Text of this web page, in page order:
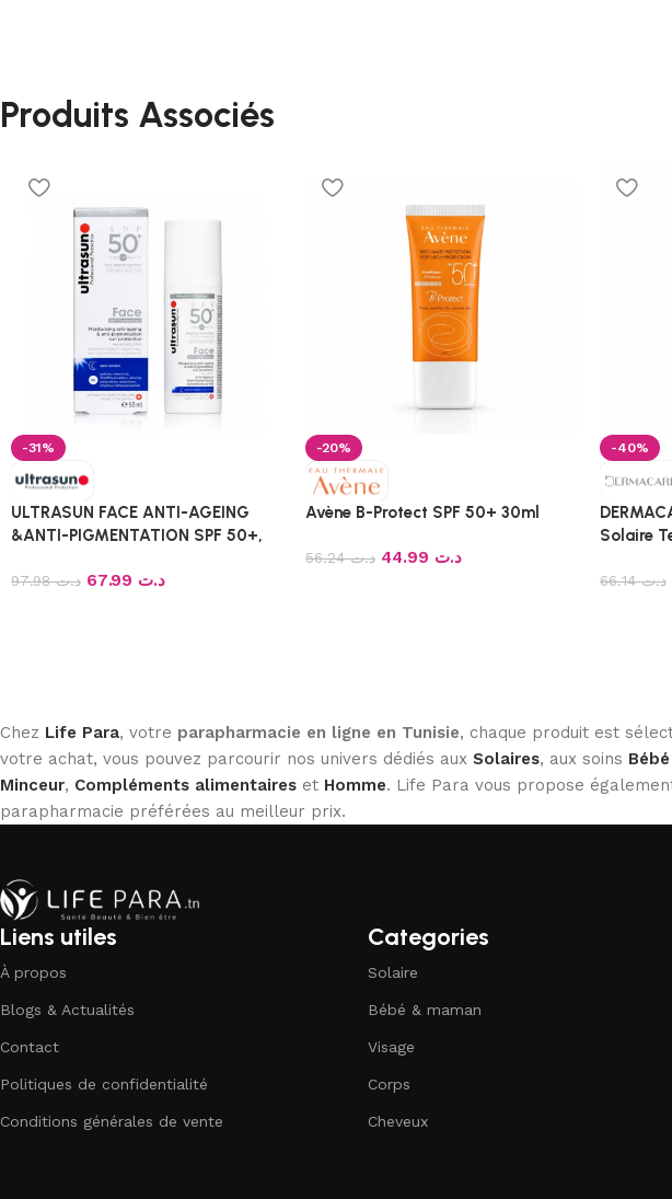
Produits Associés
-31%
ULTRASUN FACE ANTI-AGEING
&ANTI-PIGMENTATION SPF 50+,
د.ت97.98 د.ت
-20%
Avène B-Protect SPF 50+ 30ml
د.ت56.24 د.ت
-40%
Solaire
د.ت66.14
Chez Life Para, votre parapharmacie en ligne en Tunisie, chaque produit est
votre achat, vous pouvez parcourir nos univers dédiés aux Solaires, aux soins
Minceur, Compléments alimentaires et Homme. Life Para vous propose
parapharmacie préférées au meilleur prix.
Liens utiles
À propos
Blogs & Actualités
Contact
Politiques de confidentialité
Conditions générales de vente
Categories
Solaire
Bébé & maman
Visage
Corps
Cheveux